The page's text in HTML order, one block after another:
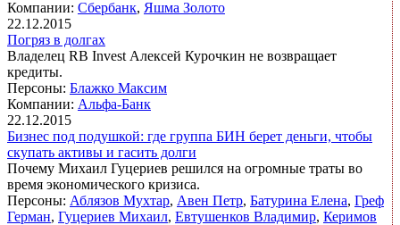
Компании: Сбербанк, Яшма Золото
22.12.2015
Погряз в долгах
Владелец RB Invest Алексей Курочкин не возвращает
кредиты.
Персоны: Блажко Максим
Компании: Альфа-Банк
22.12.2015
Бизнес под подушкой: где группа БИН берет деньги, чтобы
скупать активы и гасить долги
Почему Михаил Гуцериев решился на огромные траты во
время экономического кризиса.
Персоны: Аблязов Мухтар, Авен Петр, Батурина Елена, Греф
Герман, Гуцериев Михаил, Евтушенков Владимир, Керимов